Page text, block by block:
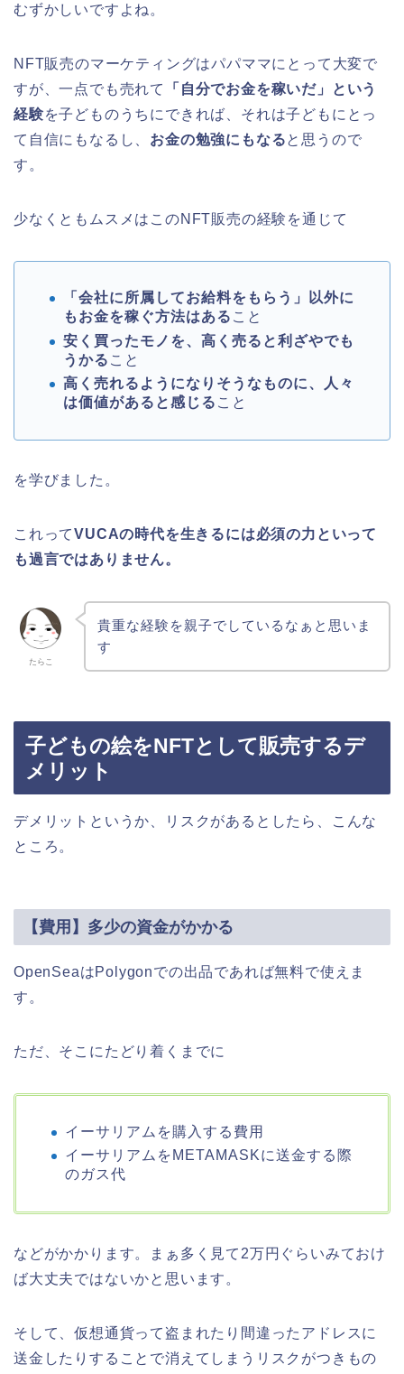
むずかしいですよね。
NFT販売のマーケティングはパパママにとって大変で
すが、一点でも売れて
「自分でお金を稼いだ」という
経験を子どものうちにできれば、それは子どもにとっ
て自信にもなるし、 お金の勉強にもなると思うので
す。
少なくともムスメはこのNFT販売の経験を通じて
「会社に所属してお給料をもらう」以外に
もお金を稼ぐ方法はある こと
安く買ったモノを、高く売ると利ざやでも
うかる こと
高く売れるようになりそうなものに、人々
は価値があると感じる こと
を学びました。
これってVUCAの時代を生きるには必須の力といって
も過言ではありません。
たらこ
貴重な経験を親子でしているなぁと思いま
す
子どもの絵をNFTとして販売するデ
メリット
デメリットというか、リスクがあるとしたら、こんな
ところ。
【費用】多少の資金がかかる
OpenSeaはPolygonでの出品であれば無料で使えま
す。
ただ、そこにたどり着くまでに
イーサリアムを購入する費用
イーサリアムをMETAMASKに送金する際
のガス代
などがかかります。まぁ多く見て2万円ぐらいみておけ
ば大丈夫ではないかと思います。
そして、仮想通貨って盗まれたり間違ったアドレスに
送金したりすることで消えてしまうリスクがつきもの